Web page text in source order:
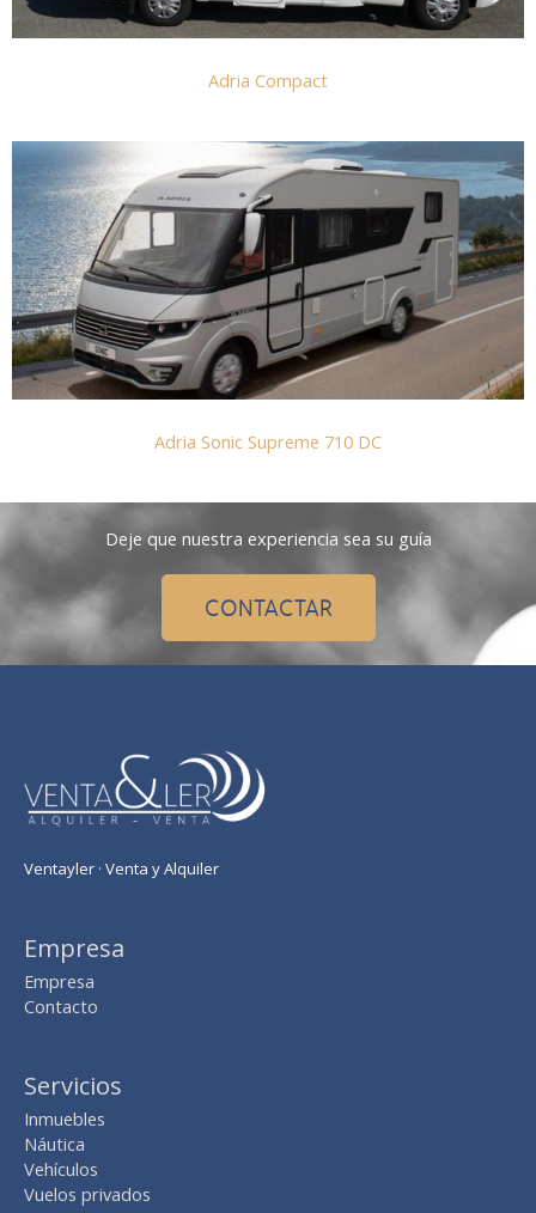
Adria Compact
Adria Sonic Supreme 710 DC
Deje que nuestra experiencia sea su guía
CONTACTAR
Ventayler · Venta y Alquiler
Empresa
Empresa
Contacto
Servicios
Inmuebles
Náutica
Vehículos
Vuelos privados